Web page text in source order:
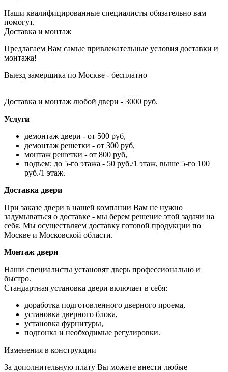
Наши квалифицированные специалисты обязательно вам
помогут.
Доставка и монтаж
Предлагаем Вам самые привлекательные условия доставки и
монтажа!
Выезд замерщика по Москве - бесплатно
Доставка и монтаж любой двери - 3000 руб.
Услуги
демонтаж двери - от 500 руб,
демонтаж решетки - от 300 руб,
монтаж решетки - от 800 руб,
подъем: до 5-го этажа - 50 руб./1 этаж, выше 5-го 100
руб./1 этаж.
Доставка двери
При заказе двери в нашей компании Вам не нужно
задумываться о доставке - мы берем решение этой задачи на
себя. Мы осуществляем доставку готовой продукции по
Москве и Московской области.
Монтаж двери
Наши специалисты установят дверь профессионально и
быстро.
Стандартная установка двери включает в себя:
доработка подготовленного дверного проема,
установка дверного блока,
установка фурнитуры,
подгонка и необходимые регулировки.
Изменения в конструкции
За дополнительную плату Вы можете внести любые